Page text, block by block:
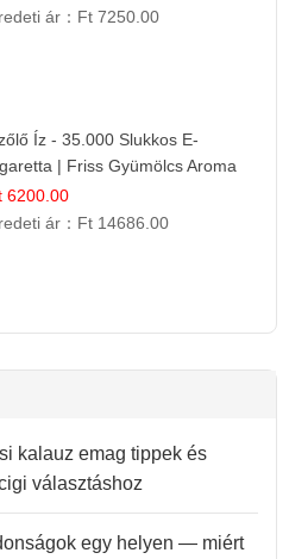
ár： Ft 7250.00
Íz - 35.000 Slukkos E-
| Friss Gyümölcs Aroma
6200.00
ár： Ft 14686.00
kalauz emag tippek és
választáshoz
egy helyen — miért